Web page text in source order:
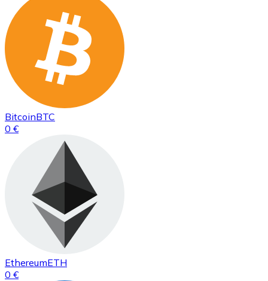
BitcoinBTC
0 €
EthereumETH
0 €